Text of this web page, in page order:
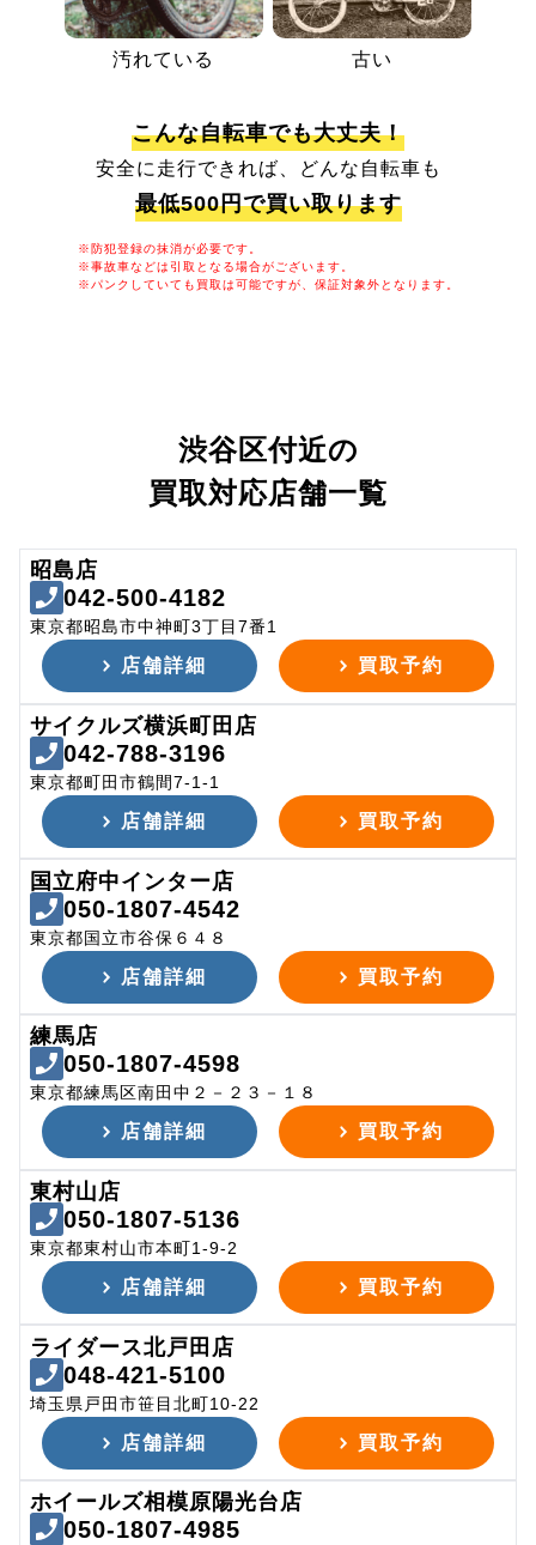
汚れている 古い
こんな自転車でも大丈夫！
安全に走行できれば、どんな自転車も
最低500円で買い取ります
※防犯登録の抹消が必要です。
※事故車などは引取となる場合がございます。
※パンクしていても買取は可能ですが、保証対象外となります。
渋谷区付近の
買取対応店舗一覧
昭島店
042-500-4182
東京都昭島市中神町3丁目7番1
店舗詳細 買取予約
サイクルズ横浜町田店
042-788-3196
東京都町田市鶴間7-1-1
店舗詳細 買取予約
国立府中インター店
050-1807-4542
東京都国立市谷保６４８
店舗詳細 買取予約
練馬店
050-1807-4598
東京都練馬区南田中２－２３－１８
店舗詳細 買取予約
東村山店
050-1807-5136
東京都東村山市本町1-9-2
店舗詳細 買取予約
ライダース北戸田店
048-421-5100
埼玉県戸田市笹目北町10-22
店舗詳細 買取予約
ホイールズ相模原陽光台店
050-1807-4985